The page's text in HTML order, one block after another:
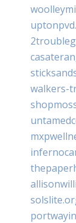
walkers-